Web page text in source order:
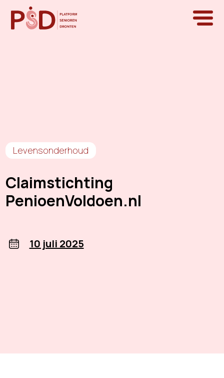
Levensonderhoud
Claimstichting
PenioenVoldoen.nl
10 juli 2025